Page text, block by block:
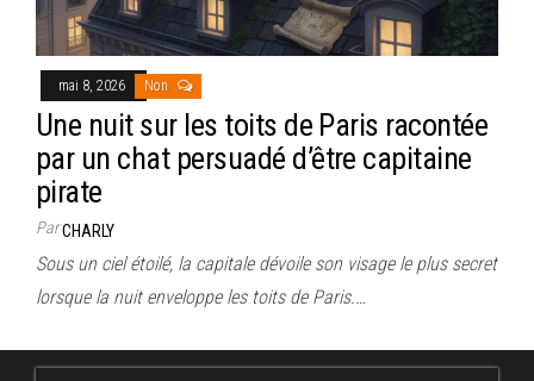
mai 8, 2026 Non
Une nuit sur les toits de Paris racontée
par un chat persuadé d’être capitaine
pirate
ParCHARLY
Sous un ciel étoilé, la capitale dévoile son visage le plus secret
lorsque la nuit enveloppe les toits de Paris.…